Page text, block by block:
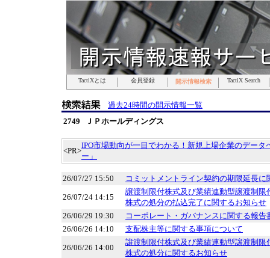
TactiXとは 会員登録 開示情報検索 TactiX Search
TactiXとは 会員登録 開示情報検索 TactiX Search
TactiXとは 会員登録 開示情報検索 TactiX Search
TactiXとは 会員登録 開示情報検索 TactiX Search
TactiXとは 会員登録 開示情報検索 TactiX Search
TactiXとは 会員登録 開示情報検索 TactiX Search
TactiXとは 会員登録 開示情報検索 TactiX Search
過去24時間の開示情報一覧
2749 ＪＰホールディングス
<PR>
IPO市場動向が一目でわかる！新規上場企業のデータ
ー」
26/07/27 15:50 コミットメントライン契約の期限延長に
26/07/24 14:15
譲渡制限付株式及び業績連動型譲渡制限
株式の処分の払込完了に関するお知らせ
26/06/29 19:30
コーポレート・ガバナンスに関する報告
26/06/26 14:10
支配株主等に関する事項について
26/06/26 14:00
譲渡制限付株式及び業績連動型譲渡制限
株式の処分に関するお知らせ